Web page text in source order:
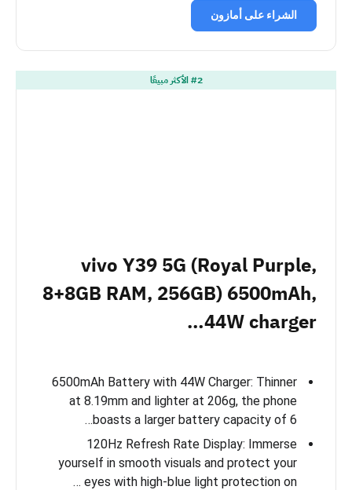
الشراء على أمازون
#2 الأكثر مبيعًا
vivo Y39 5G (Royal Purple,
8+8GB RAM, 256GB) 6500mAh,
44W charger…
6500mAh Battery with 44W Charger: Thinner
at 8.19mm and lighter at 206g, the phone
boasts a larger battery capacity of 6…
120Hz Refresh Rate Display: Immerse
yourself in smooth visuals and protect your
eyes with high-blue light protection on …